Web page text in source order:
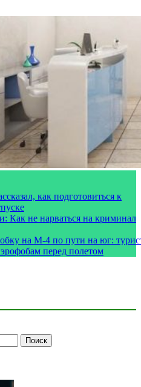
как подготовиться к
Как не нарваться на криминал
на М-4 по пути на юг:
перед полетом